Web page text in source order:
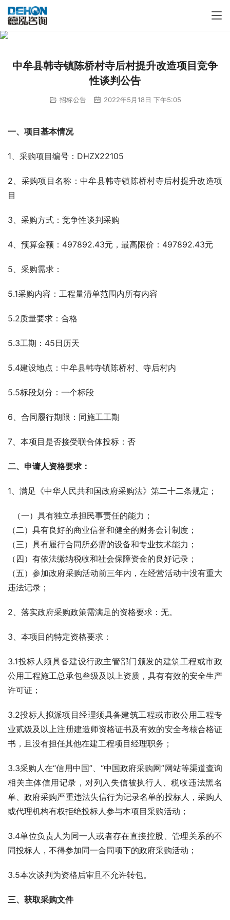
中牟县韩寺镇陈桥村寺后村提升改造项目竞争
性谈判公告
招标公告 2022年5月18日 下午5:05
一、 项目基本情况
1、采购项目编号：DHZX22105
2、采购项目名称：中牟县韩寺镇陈桥村寺后村提升改造项
目
3、采购方式：竞争性谈判采购
4、预算金额：497892.43元，最高限价：497892.43元
5、采购需求：
5.1采购内容：工程量清单范围内所有内容
5.2质量要求：合格
5.3工期：45日历天
5.4建设地点：中牟县韩寺镇陈桥村、寺后村内
5.5标段划分：一个标段
6、合同履行期限：同施工工期
7、本项目是否接受联合体投标：否
二、申请人资格要求：
1、满足《中华人民共和国政府采购法》第二十二条规定；
（一）具有独立承担民事责任的能力；
（二）具有良好的商业信誉和健全的财务会计制度；
（三）具有履行合同所必需的设备和专业技术能力；
（四）有依法缴纳税收和社会保障资金的良好记录；
（五）参加政府采购活动前三年内，在经营活动中没有重大
违法记录；
2、落实政府采购政策需满足的资格要求：无。
3、本项目的特定资格要求：
3.1投标人须具备建设行政主管部门颁发的建筑工程或市政
公用工程施工总承包叁级及以上资质，具有有效的安全生产
许可证；
3.2投标人拟派项目经理须具备建筑工程或市政公用工程专
业贰级及以上注册建造师资格证书及有效的安全考核合格证
书，且没有担任其他在建工程项目经理职务；
3.3采购人在“信用中国”、“中国政府采购网”网站等渠道查询
相关主体信用记录，对列入失信被执行人、税收违法黑名
单、政府采购严重违法失信行为记录名单的投标人，采购人
或代理机构有权拒绝投标人参与本项目采购活动；
3.4单位负责人为同一人或者存在直接控股、管理关系的不
同投标人，不得参加同一合同项下的政府采购活动；
3.5本次谈判为资格后审且不允许转包。
三、获取采购文件